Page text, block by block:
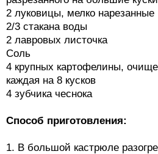
2 луковицы, мелко нарезанные
2/3 стакана воды
2 лавровых листочка
Соль
4 крупных картофелины,
каждая на 8 кусков
4 зубчика чеснока
Способ приготовления:
1. В большой кастрюле